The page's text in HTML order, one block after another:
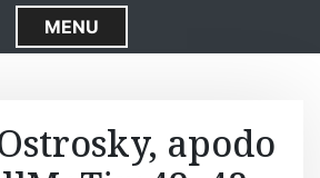
S
k
o
MENU
apodo